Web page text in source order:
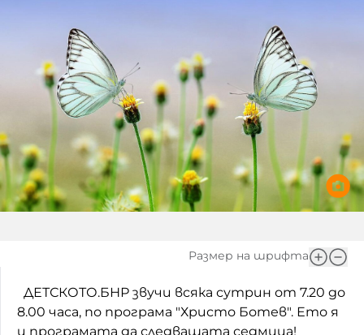
Фантазирай
Приказки
История на изкуството
Музикална кутийка
От соул до рокендрол
Междучасие
Златната ябълка
Непознатите думи
Кои сме ние?
За вас, родители
БНР
БНР Новини
Архивен фонд на БНР
Размер на шрифта
ДЕТСКОТО.БНР звучи всяка сутрин от 7.20 до
8.00 часа, по програма "Христо Ботев". Ето я
и програмата да следващата седмица!